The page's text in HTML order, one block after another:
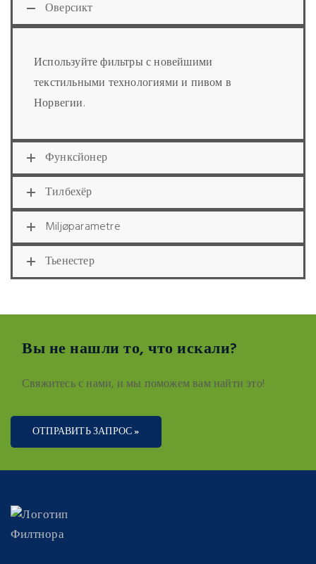
Оверсикт
Используйте фильтры с новейшими
текстильными технологиями и пивом в
Норвегии.
Функсйонер
Тилбехёр
Miljøparametre
Тьенестер
Вы не нашли то, что искали?
Свяжитесь с нами, и мы поможем вам найти это!
ОТПРАВИТЬ ЗАПРОС »